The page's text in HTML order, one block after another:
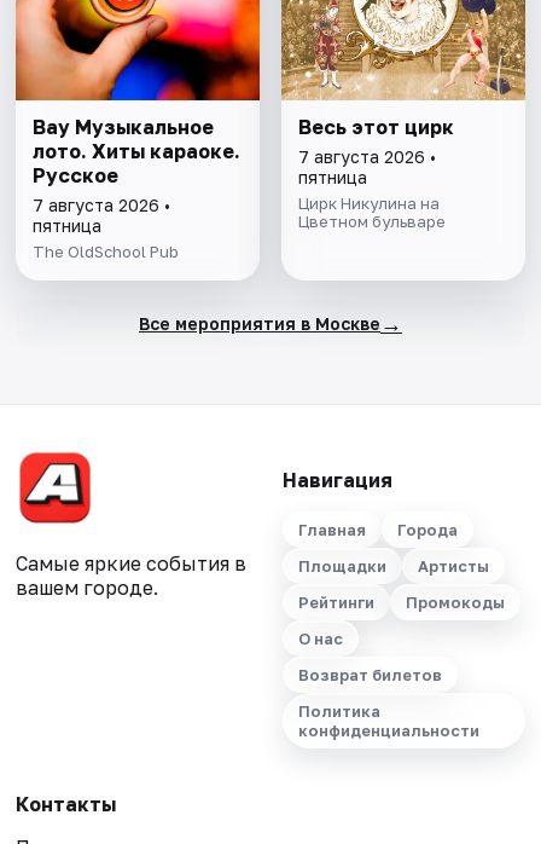
Вау Музыкальное
лото. Хиты караоке.
Русское
7 августа 2026 •
пятница
The OldSchool Pub
Весь этот цирк
7 августа 2026 •
пятница
Цирк Никулина на
Цветном бульваре
Все мероприятия в Москве →
Самые яркие события в
вашем городе.
Навигация
Главная
Города
Площадки
Артисты
Рейтинги
Промокоды
О нас
Возврат билетов
Политика
конфиденциальности
Контакты